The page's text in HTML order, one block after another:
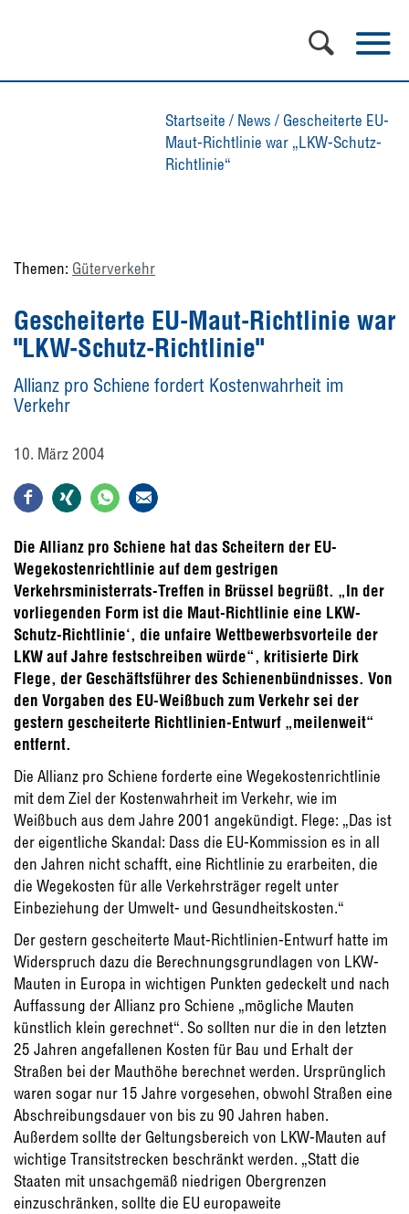
Startseite / News / Gescheiterte EU-
Maut-Richtlinie war „LKW-Schutz-
Richtlinie“
Themen: Güterverkehr
Gescheiterte EU-Maut-Richtlinie war
"LKW-Schutz-Richtlinie"
Allianz pro Schiene fordert Kostenwahrheit im
Verkehr
10. März 2004
Die Allianz pro Schiene hat das Scheitern der EU-
Wegekostenrichtlinie auf dem gestrigen
Verkehrsministerrats-Treffen in Brüssel begrüßt. „In der
vorliegenden Form ist die Maut-Richtlinie eine LKW-
Schutz-Richtlinie‘, die unfaire Wettbewerbsvorteile der
LKW auf Jahre festschreiben würde“, kritisierte Dirk
Flege, der Geschäftsführer des Schienenbündnisses. Von
den Vorgaben des EU-Weißbuch zum Verkehr sei der
gestern gescheiterte Richtlinien-Entwurf „meilenweit“
entfernt.
Die Allianz pro Schiene forderte eine Wegekostenrichtlinie
mit dem Ziel der Kostenwahrheit im Verkehr, wie im
Weißbuch aus dem Jahre 2001 angekündigt. Flege: „Das ist
der eigentliche Skandal: Dass die EU-Kommission es in all
den Jahren nicht schafft, eine Richtlinie zu erarbeiten, die
die Wegekosten für alle Verkehrsträger regelt unter
Einbeziehung der Umwelt- und Gesundheitskosten.“
Der gestern gescheiterte Maut-Richtlinien-Entwurf hatte im
Widerspruch dazu die Berechnungsgrundlagen von LKW-
Mauten in Europa in wichtigen Punkten gedeckelt und nach
Auffassung der Allianz pro Schiene „mögliche Mauten
künstlich klein gerechnet“. So sollten nur die in den letzten
25 Jahren angefallenen Kosten für Bau und Erhalt der
Straßen bei der Mauthöhe berechnet werden. Ursprünglich
waren sogar nur 15 Jahre vorgesehen, obwohl Straßen eine
Abschreibungsdauer von bis zu 90 Jahren haben.
Außerdem sollte der Geltungsbereich von LKW-Mauten auf
wichtige Transitstrecken beschränkt werden. „Statt die
Staaten mit unsachgemäß niedrigen Obergrenzen
einzuschränken, sollte die EU europaweite